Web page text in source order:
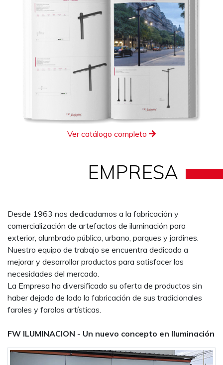
Ver catálogo completo
EMPRESA
Desde 1963 nos dedicadamos a la fabricación y
comercialización de artefactos de iluminación para
exterior, alumbrado público, urbano, parques y jardines.
Nuestro equipo de trabajo se encuentra dedicado a
mejorar y desarrollar productos para satisfacer las
necesidades del mercado.
La Empresa ha diversificado su oferta de productos sin
haber dejado de lado la fabricación de sus tradicionales
faroles y farolas artísticas.
FW ILUMINACION - Un nuevo concepto en Iluminación